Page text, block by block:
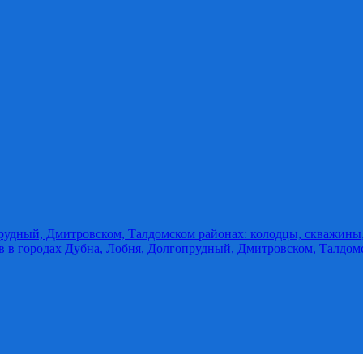
Дмитровском, Талдомском районах: колодцы,
в городах Дубна, Лобня, Долгопрудный, Дмитровском,